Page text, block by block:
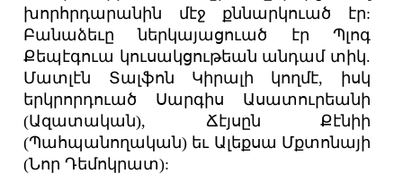
խորհրդարանին մէջ քննարկուած էր:
Բանաձեւը ներկայացուած էր Պլոգ
Քեպէգուա կուսակցութեան անդամ տիկ.
Մատլէն Տալֆոն Կիրալի կողմէ, իսկ
երկրորդուած Սարգիս Ասատուրեանի
(Ազատական), Ճէյսըն Քէնիի
(Պահպանողական) եւ Ալեքսա Մքտոնայի
(Նոր Դեմոկրատ):